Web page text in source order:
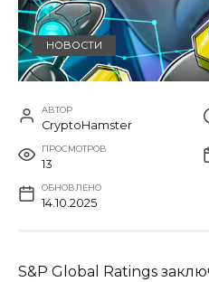
НОВОСТИ
АВТОР
CryptoHamster
ПРОСМОТРОВ
13
ОБНОВЛЕНО
14.10.2025
S&P Global Ratings